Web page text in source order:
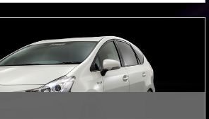
スα後期ですでにサイドステップとリヤハ
じくＡＢＳ製からＦＲＰ製に代わりＶ２
しておりますので...